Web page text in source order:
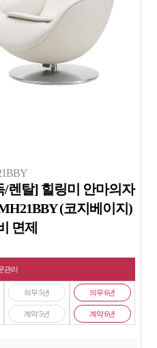
렌탈] 힐링미 안마의자
(코지베이지)
면제
관리
의무 5년
계약 5년
의무 6년
계약 6년